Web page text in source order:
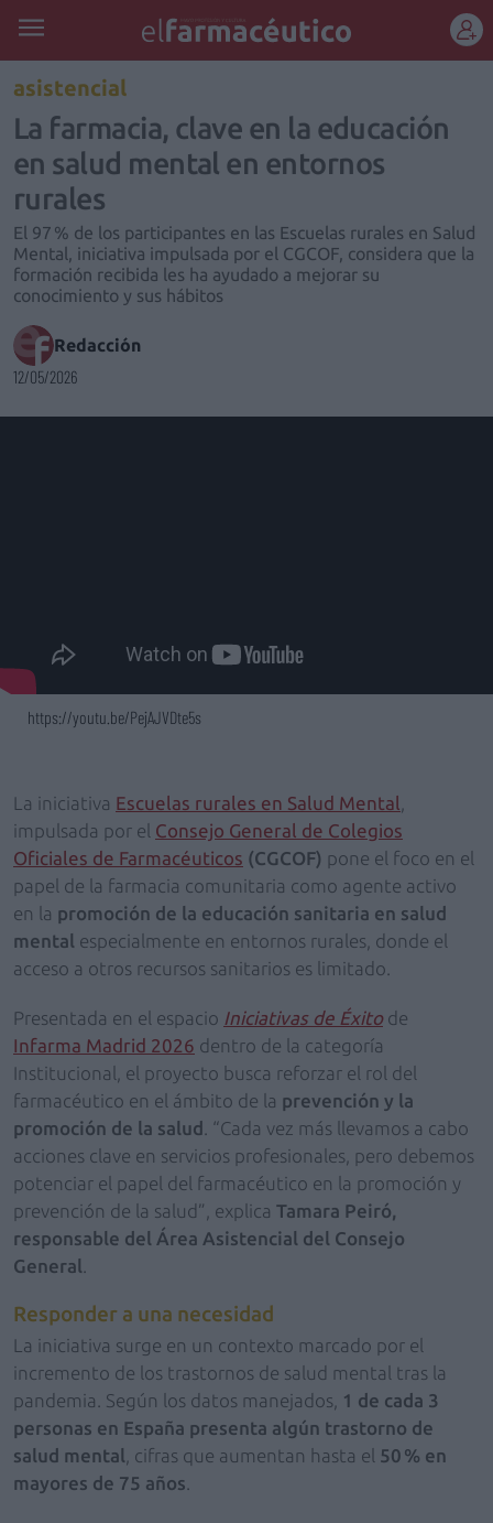
asistencial
La farmacia, clave en la educación
en salud mental en entornos
rurales
El 97 % de los participantes en las Escuelas rurales en Salud
Mental, iniciativa impulsada por el CGCOF, considera que la
formación recibida les ha ayudado a mejorar su
conocimiento y sus hábitos
Redacción
12/05/2026
https://youtu.be/PejAJVDte5s
La iniciativa Escuelas rurales en Salud Mental
impulsada por el Consejo General de Colegios
Oficiales de Farmacéuticos (CGCOF) pone el foco en el
papel de la farmacia comunitaria como agente activo
en la promoción de la educación sanitaria en salud
mental especialmente en entornos rurales, donde el
acceso a otros recursos sanitarios es limitado.
Presentada en el espacio Iniciativas de Éxitode
Infarma Madrid 2026 dentro de la categoría
Institucional, el proyecto busca reforzar el rol del
farmacéutico en el ámbito de la prevención y la
promoción de la salud . “Cada vez más llevamos a cabo
acciones clave en servicios profesionales, pero debemos
potenciar el papel del farmacéutico en la promoción y
prevención de la salud”, explica Tamara Peiró,
responsable del Área Asistencial del Consejo
General
Responder a una necesidad
La iniciativa surge en un contexto marcado por el
incremento de los trastornos de salud mental tras la
pandemia. Según los datos manejados, 1 de cada 3
personas en España presenta algún trastorno de
salud mental , cifras que aumentan hasta el 50 % en
mayores de 75 años